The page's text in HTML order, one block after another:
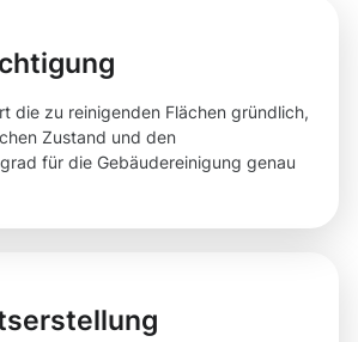
die zu reinigenden Flächen gründlich,
Zustand und den
für die Gebäudereinigung genau